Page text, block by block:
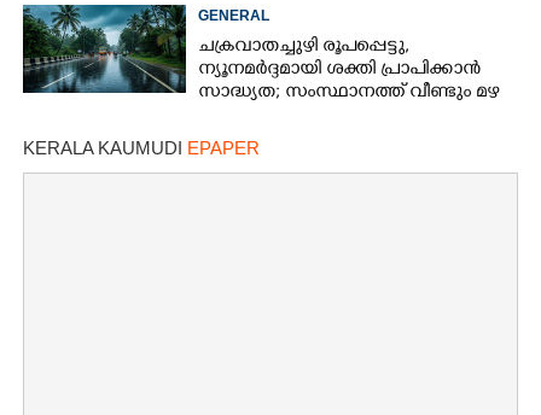
GENERAL
ചക്രവാതച്ചുഴി രൂപപ്പെട്ടു,
ന്യൂനമർദ്ദമായി ശക്തി പ്രാപിക്കാൻ
സാദ്ധ്യത; സംസ്ഥാനത്ത് വീണ്ടും മഴ
KERALA KAUMUDI EPAPER